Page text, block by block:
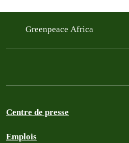
Greenpeace Africa
Centre de presse
Emplois